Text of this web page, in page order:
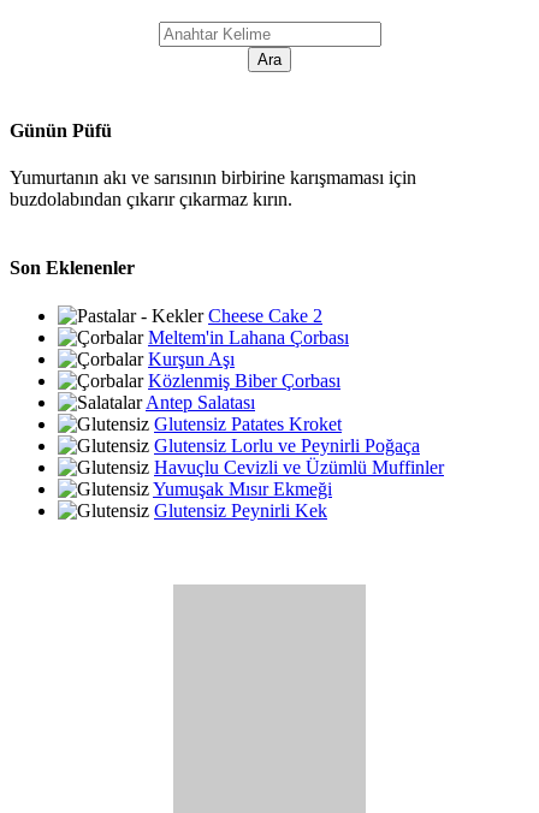
Günün Püfü
Yumurtanın akı ve sarısının birbirine karışmaması için
buzdolabından çıkarır çıkarmaz kırın.
Son Eklenenler
Cheese Cake 2
Meltem'in Lahana Çorbası
Kurşun Aşı
Közlenmiş Biber Çorbası
Antep Salatası
Glutensiz Patates Kroket
Glutensiz Lorlu ve Peynirli Poğaça
Havuçlu Cevizli ve Üzümlü Muffinler
Yumuşak Mısır Ekmeği
Glutensiz Peynirli Kek